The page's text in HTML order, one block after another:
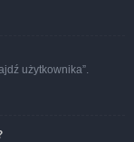
użytkownika”.